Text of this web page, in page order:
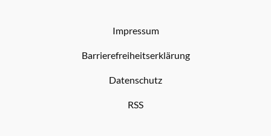
Impressum
Barrierefreiheitserklärung
Datenschutz
RSS